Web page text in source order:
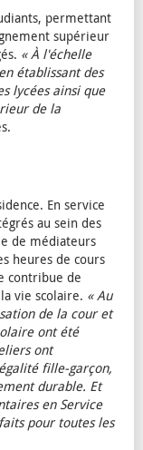
permettant
supérieur
« À l'échelle
établissant des
lycées ainsi que
de la
En service
au sein des
de médiateurs
heures de cours
contribue de
vie scolaire. « Au
de la cour et
ont été
ont
fille-garçon,
durable. Et
en Service
pour toutes les